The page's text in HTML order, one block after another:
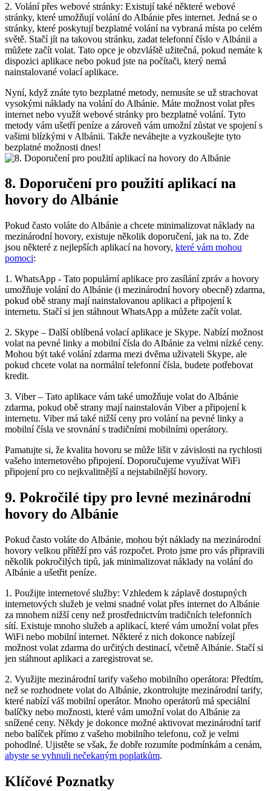
2. Volání přes webové stránky: Existují také některé webové
stránky, které umožňují ⁢volání do Albánie přes internet. Jedná⁤ se o
stránky, které poskytují bezplatné volání na vybraná místa po celém
světě. Stačí jít na takovou stránku, zadat telefonní číslo v ⁢Albánii a
můžete⁣ začít volat. Tato opce je obzvláště užitečná, pokud nemáte k⁢
dispozici aplikace nebo pokud jste na počítači, který nemá
‍nainstalované volací‌ aplikace.
Nyní, když ‌znáte tyto bezplatné metody, nemusíte se už strachovat
vysokými náklady na volání do‍ Albánie. Máte možnost ⁣volat přes
internet nebo využít webové stránky⁣ pro bezplatné volání. Tyto
⁣metody vám ušetří peníze ⁣a zároveň vám umožní zůstat ve spojení s
vašimi blízkými v Albánii. Takže ‌neváhejte ⁢a vyzkoušejte tyto
⁤bezplatné možnosti dnes!
8. ⁢Doporučení pro použití aplikací na
hovory do ⁣Albánie
Pokud často voláte ‌do Albánie a ⁤chcete minimalizovat náklady na
‍mezinárodní hovory, existuje několik doporučení, jak na to. Zde
jsou některé z nejlepších aplikací na⁢ hovory, které vám mohou
pomoci:
1. WhatsApp ⁣- Tato populární ⁢aplikace⁢ pro zasílání zpráv a hovory
umožňuje volání do Albánie (i mezinárodní ​hovory obecně) zdarma,
pokud obě strany mají nainstalovanou aplikaci a připojení k
‍internetu. ⁢Stačí si jen stáhnout WhatsApp a můžete začít ⁣volat.
2. Skype – Další oblíbená volací aplikace je Skype. Nabízí možnost
volat na pevné linky a ‌mobilní čísla do Albánie za velmi nízké ⁢ceny.
Mohou být také ⁢volání zdarma mezi dvěma uživateli Skype, ale
pokud‍ chcete volat na normální telefonní čísla, budete potřebovat
kredit.
3.⁢ Viber – Tato‍ aplikace ‌vám‌ také umožňuje volat do Albánie
zdarma, ​pokud obě strany ⁤mají nainstalován Viber⁢ a připojení k
internetu. Viber má také ⁢nižší ceny pro volání na pevné linky a
mobilní ‍čísla ve srovnání s tradičními mobilními operátory.
Pamatujte si, že kvalita hovoru se může lišit v závislosti na rychlosti
vašeho internetového připojení. Doporučujeme využívat WiFi
připojení pro co‍ nejkvalitnější a nejstabilnější hovory.
9. Pokročilé ‌tipy pro levné mezinárodní
‍hovory do Albánie
Pokud často voláte do Albánie, mohou být náklady na mezinárodní
hovory velkou přítěží pro váš rozpočet.‍ Proto ⁤jsme pro vás připravili
několik‍ pokročilých tipů, ⁣jak minimalizovat náklady na​ volání do
Albánie a ušetřit peníze.
1. Použijte internetové ⁣služby: Vzhledem k záplavě dostupných
internetových ⁣služeb je velmi snadné volat přes‍ internet do Albánie
za mnohem ⁤nižší ceny než prostřednictvím⁣ tradičních telefonních
sítí. ⁤Existuje mnoho služeb a aplikací, které vám ‌umožní volat přes
WiFi⁣ nebo mobilní⁣ internet. Některé z nich dokonce nabízejí​
možnost volat zdarma do určitých destinací, včetně Albánie. ⁢Stačí si
‍jen stáhnout aplikaci a zaregistrovat se.
2.⁣ Využijte mezinárodní tarify vašeho mobilního ⁣operátora: ‌Předtím,
než se rozhodnete⁣ volat do Albánie, zkontrolujte mezinárodní tarify,
které nabízí váš mobilní operátor. Mnoho ⁤operátorů má speciální
balíčky nebo‌ možnosti, které vám umožní volat do Albánie za
snížené ceny. Někdy je​ dokonce možné aktivovat mezinárodní tarif
nebo ⁢balíček přímo z vašeho mobilního telefonu,‍ což je velmi
pohodlné. Ujistěte se však, že dobře rozumíte podmínkám a ‌cenám,
abyste se vyhnuli nečekaným poplatkům.
Klíčové Poznatky